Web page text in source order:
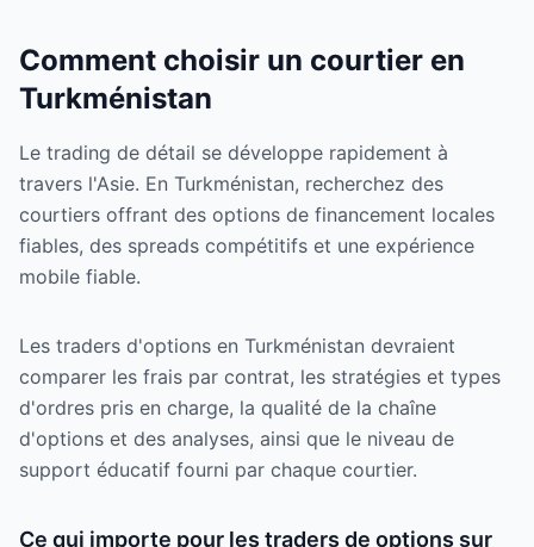
Comment choisir un courtier en
Turkménistan
Le trading de détail se développe rapidement à
travers l'Asie. En Turkménistan, recherchez des
courtiers offrant des options de financement locales
fiables, des spreads compétitifs et une expérience
mobile fiable.
Les traders d'options en Turkménistan devraient
comparer les frais par contrat, les stratégies et types
d'ordres pris en charge, la qualité de la chaîne
d'options et des analyses, ainsi que le niveau de
support éducatif fourni par chaque courtier.
Ce qui importe pour les traders de options sur